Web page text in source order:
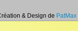
& Design de PatMax